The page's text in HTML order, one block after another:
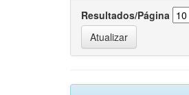
Resultados/Página